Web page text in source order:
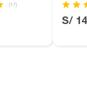
(17)
S/